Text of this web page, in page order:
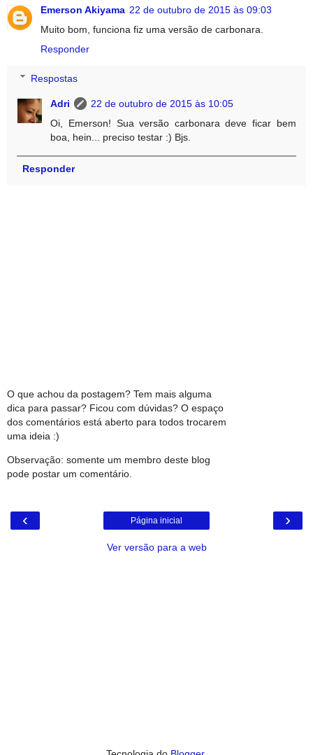
Emerson Akiyama 22 de outubro de 2015 às 09:03
Muito bom, funciona fiz uma versão de carbonara.
Responder
Respostas
Adri
22 de outubro de 2015 às 10:05
Oi, Emerson! Sua versão carbonara deve ficar bem
boa, hein... preciso testar :) Bjs.
Responder
O que achou da postagem? Tem mais alguma
dica para passar? Ficou com dúvidas? O espaço
dos comentários está aberto para todos trocarem
uma ideia :)
Observação: somente um membro deste blog
pode postar um comentário.
‹ ›
Página inicial
Ver versão para a web